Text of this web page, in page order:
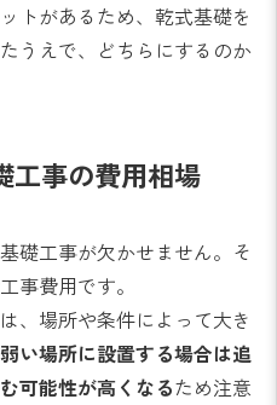
トがあるため、乾式基礎を
うえで、どちらにするのか
工事の費用相場
礎工事が欠かせません。そ
事費用です。
、場所や条件によって大き
い場所に設置する場合は追
可能性が高くなるため注意